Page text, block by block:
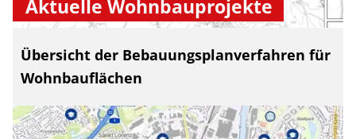
Aktuelle Wohnbauprojekte
Übersicht der Bebauungsplanverfahren für
Wohnbauflächen